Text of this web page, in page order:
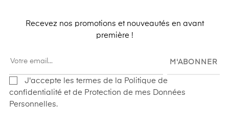
Recevez nos promotions et nouveautés en avant
première !
M'ABONNER
J'accepte les termes de la Politique de
confidentialité et de Protection de mes Données
Personnelles.